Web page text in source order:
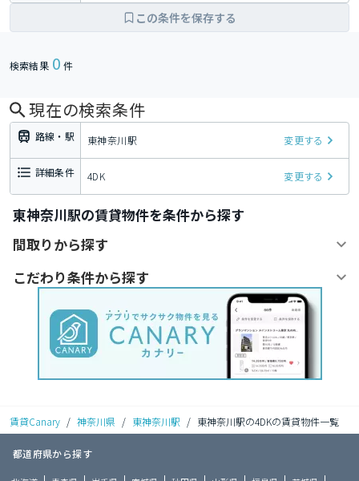
この条件を保存する
検索結果 0 件
現在の検索条件
路線・駅 東神奈川駅 変更する
詳細条件 4DK 変更する
東神奈川駅の賃貸物件を条件から探す
間取りから探す
こだわり条件から探す
賃貸Canary / 神奈川県 / 東神奈川駅 / 東神奈川駅の4DKの賃貸物件一覧
都道府県から探す